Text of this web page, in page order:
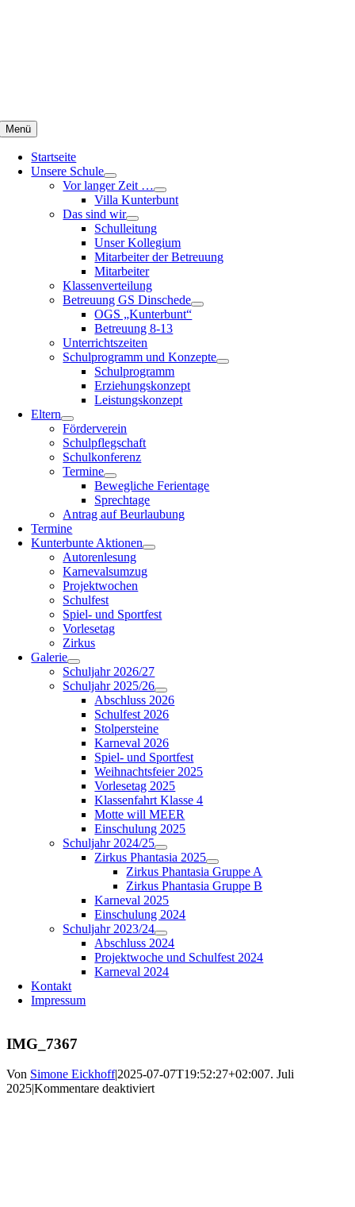
Menü
Startseite
Unsere Schule
Vor langer Zeit …
Villa Kunterbunt
Das sind wir
Schulleitung
Unser Kollegium
Mitarbeiter der Betreuung
Mitarbeiter
Klassenverteilung
Betreuung GS Dinschede
OGS „Kunterbunt“
Betreuung 8-13
Unterrichtszeiten
Schulprogramm und Konzepte
Schulprogramm
Erziehungskonzept
Leistungskonzept
Eltern
Förderverein
Schulpflegschaft
Schulkonferenz
Termine
Bewegliche Ferientage
Sprechtage
Antrag auf Beurlaubung
Termine
Kunterbunte Aktionen
Autorenlesung
Karnevalsumzug
Projektwochen
Schulfest
Spiel- und Sportfest
Vorlesetag
Zirkus
Galerie
Schuljahr 2026/27
Schuljahr 2025/26
Abschluss 2026
Schulfest 2026
Stolpersteine
Karneval 2026
Spiel- und Sportfest
Weihnachtsfeier 2025
Vorlesetag 2025
Klassenfahrt Klasse 4
Motte will MEER
Einschulung 2025
Schuljahr 2024/25
Zirkus Phantasia 2025
Zirkus Phantasia Gruppe A
Zirkus Phantasia Gruppe B
Karneval 2025
Einschulung 2024
Schuljahr 2023/24
Abschluss 2024
Projektwoche und Schulfest 2024
Karneval 2024
Kontakt
Impressum
IMG_7367
Von Simone Eickhoff|2025-07-07T19:52:27+02:007. Juli
2025|Kommentare deaktiviertfür